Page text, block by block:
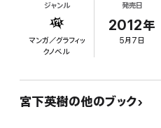
ジャンル
マンガ／グラフィッ
クノベル
発売日
2012年
5月7日
宮下英樹の他のブック